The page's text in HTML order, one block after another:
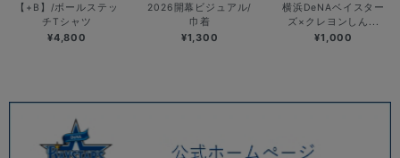
【+B】/ボールステッ
チTシャツ
¥4,800
2026開幕ビジュアル/
巾着
¥1,300
横浜DeNAベイスター
ズ×クレヨンしん...
¥1,000